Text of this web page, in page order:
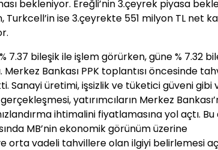
bekleniyor. Ereğli’nin 3.çeyrek piyasa
Turkcell’in ise 3.çeyrekte 551 milyon TL net
7.37 bileşik ile işlem görürken, güne % 7.32
Merkez Bankası PPK toplantısı öncesinde
Sanayi üretimi, işsizlik ve tüketici güveni gibi
yatırımcıların Merkez
ihtimalini fiyatlamasına yol açtı. Bu
MB’nin ekonomik görünüm üzerine
orta vadeli tahvillere olan ilgiyi belirlemesi